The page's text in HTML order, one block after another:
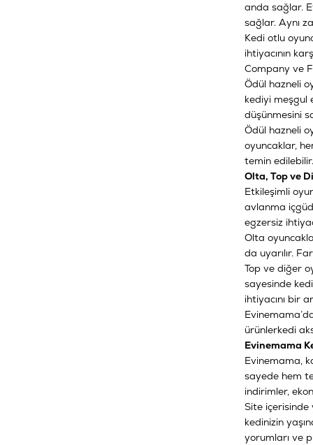
anda sağlar.
sağlar. Aynı
Kedi otlu
ihtiyacının
Company ve
Ödül hazneli
kediyi meşgul
düşünmesini
Ödül hazneli
oyuncaklar,
temin edilebilir.
Olta, Top ve
Etkileşimli
avlanma
egzersiz
Olta
da uyarılır.
Top ve diğer
sayesinde
ihtiyacını bir
ürünlerkedi
Evinemama
Evinemama,
sayede hem
indirimler,
Site
kedinizin
yorumları ve